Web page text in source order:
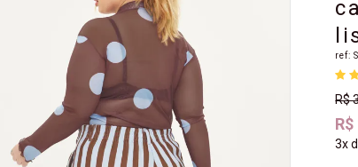
tops e croppeds
regatas
acessórios
macacão
ref:
R$
3x